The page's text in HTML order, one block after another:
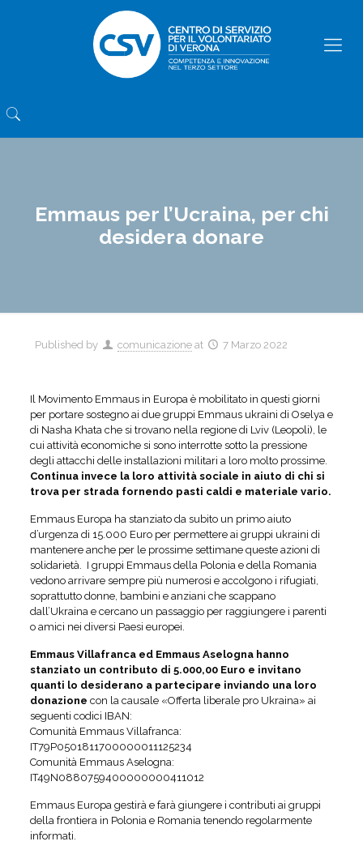
Emmaus per l’Ucraina, per chi
desidera donare
Published by comunicazione at 7 Marzo 2022
Il Movimento Emmaus in Europa è mobilitato in questi giorni
per portare sostegno ai due gruppi Emmaus ukraini di Oselya e
di Nasha Khata che si trovano nella regione di Lviv (Leopoli), le
cui attività economiche si sono interrotte sotto la pressione
degli attacchi delle installazioni militari a loro molto prossime.
Continua invece la loro attività sociale in aiuto di chi si
trova per strada fornendo pasti caldi e materiale vario.
Emmaus Europa ha stanziato da subito un primo aiuto
d’urgenza di 15.000 Euro per permettere ai gruppi ukraini di
mantenere anche per le prossime settimane queste azioni di
solidarietà. I gruppi Emmaus della Polonia e della Romania
vedono arrivare sempre più numerosi e accolgono i rifugiati,
soprattutto donne, bambini e anziani che scappano
dall’Ukraina e cercano un passaggio per raggiungere i parenti
o amici nei diversi Paesi europei.
Emmaus Villafranca ed Emmaus Aselogna hanno
stanziato un contributo di 5.000,00 Euro e invitano
quanti lo desiderano a partecipare inviando una loro
donazione con la causale «Offerta liberale pro Ukraina» ai
seguenti codici IBAN:
Comunità Emmaus Villafranca:
IT79P0501811700000011125234
Comunità Emmaus Aselogna:
IT49N0880759400000000411012
Emmaus Europa gestirà e farà giungere i contributi ai gruppi
della frontiera in Polonia e Romania tenendo regolarmente
informati.